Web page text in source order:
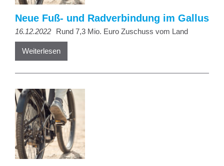
Neue Fuß- und Radverbindung im Gallus
16.12.2022 Rund 7,3 Mio. Euro Zuschuss vom Land
Weiterlesen